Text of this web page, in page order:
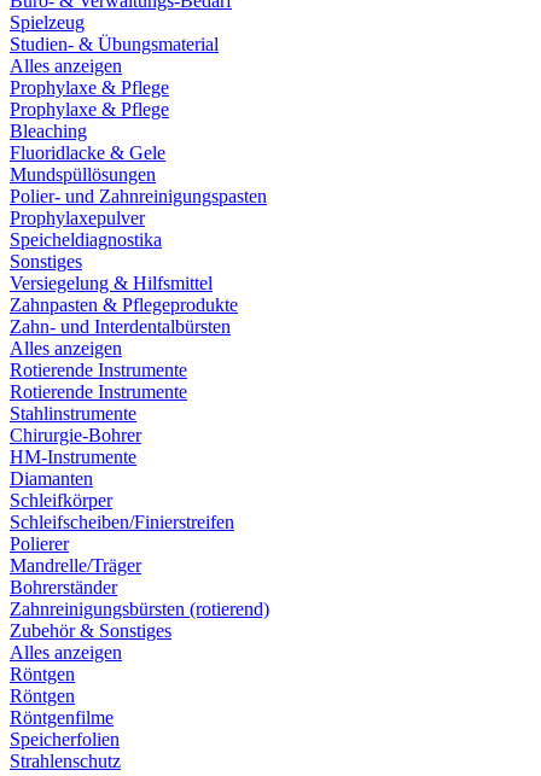
Spielzeug
Studien- & Übungsmaterial
Alles anzeigen
Prophylaxe & Pflege
Prophylaxe & Pflege
Bleaching
Fluoridlacke & Gele
Mundspüllösungen
Polier- und Zahnreinigungspasten
Prophylaxepulver
Speicheldiagnostika
Sonstiges
Versiegelung & Hilfsmittel
Zahnpasten & Pflegeprodukte
Zahn- und Interdentalbürsten
Alles anzeigen
Rotierende Instrumente
Rotierende Instrumente
Stahlinstrumente
Chirurgie-Bohrer
HM-Instrumente
Diamanten
Schleifkörper
Schleifscheiben/Finierstreifen
Polierer
Mandrelle/Träger
Bohrerständer
Zahnreinigungsbürsten (rotierend)
Zubehör & Sonstiges
Alles anzeigen
Röntgen
Röntgen
Röntgenfilme
Speicherfolien
Strahlenschutz